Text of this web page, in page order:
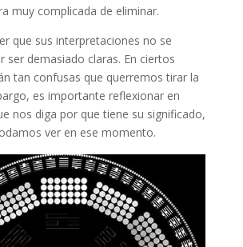
muy complicada de eliminar.
que sus interpretaciones no se
ser demasiado claras. En ciertos
tan confusas que querremos tirar la
es importante reflexionar en
nos diga por que tiene su significado,
ver en ese momento.